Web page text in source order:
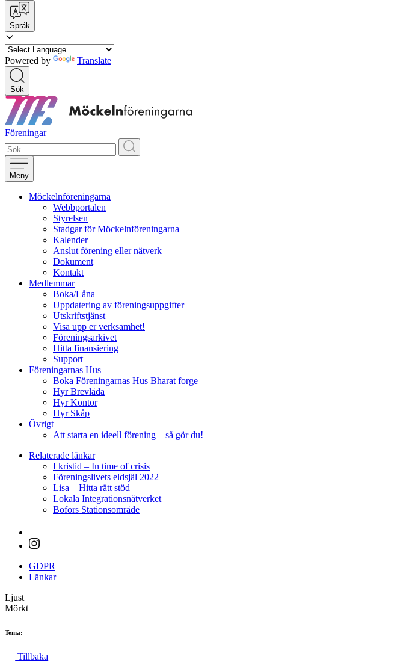
Språk
Powered by Translate
Sök
Föreningar
Meny
Möckelnföreningarna
Webbportalen
Styrelsen
Stadgar för Möckelnföreningarna
Kalender
Anslut förening eller nätverk
Dokument
Kontakt
Medlemmar
Boka/Låna
Uppdatering av föreningsuppgifter
Utskriftstjänst
Visa upp er verksamhet!
Föreningsarkivet
Hitta finansiering
Support
Föreningarnas Hus
Boka Föreningarnas Hus Bharat forge
Hyr Brevlåda
Hyr Kontor
Hyr Skåp
Övrigt
Att starta en ideell förening – så gör du!
Relaterade länkar
I kristid – In time of crisis
Föreningslivets eldsjäl 2022
Lisa – Hitta rätt stöd
Lokala Integrationsnätverket
Bofors Stationsområde
GDPR
Länkar
Ljust
Mörkt
Tema:
Tillbaka